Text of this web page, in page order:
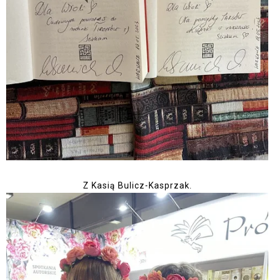
Z Kasią Bulicz-Kasprzak.